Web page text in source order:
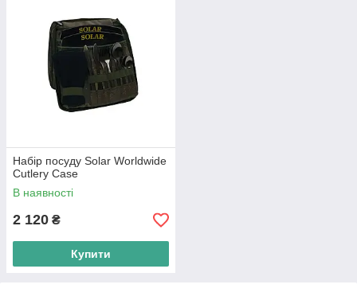
Набір посуду Solar Worldwide
Cutlery Case
В наявності
2 120 ₴
Купити